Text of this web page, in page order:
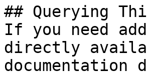
## Querying
If you need
directly
documentation